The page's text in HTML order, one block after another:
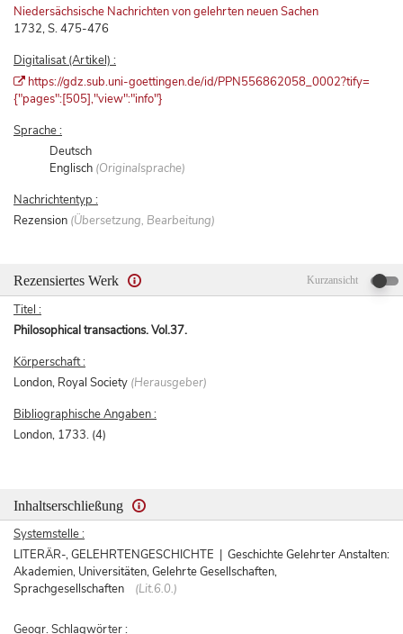
Niedersächsische Nachrichten von gelehrten neuen Sachen
1732, S. 475-476
Digitalisat (Artikel) :
https://gdz.sub.uni-goettingen.de/id/PPN556862058_0002?tify=
{"pages":[505],"view":"info"}
Sprache :
Deutsch
Englisch (Originalsprache)
Nachrichtentyp :
Rezension (Übersetzung, Bearbeitung)
Rezensiertes Werk Kurzansicht
Titel :
Philosophical transactions. Vol.37.
Körperschaft :
London, Royal Society (Herausgeber)
Bibliographische Angaben :
London, 1733. (4)
Inhaltserschließung
Systemstelle :
LITERÄR-, GELEHRTENGESCHICHTE | Geschichte Gelehrter Anstalten:
Akademien, Universitäten, Gelehrte Gesellschaften,
Sprachgesellschaften
(Lit.6.0.)
Geogr. Schlagwörter :